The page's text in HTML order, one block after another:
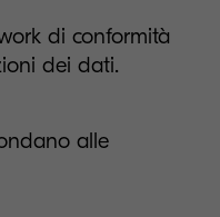
di conformità
dei dati.
alle